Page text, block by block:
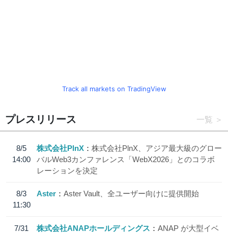
Track all markets on TradingView
プレスリリース 一覧
8/5
14:00
株式会社PlnX
株式会社PlnX、アジア最大級のグロー
バルWeb3カンファレンス「WebX2026」とのコラボ
レーションを決定
8/3
11:30
Aster Aster Vault、全ユーザー向けに提供開始
7/31
株式会社ANAPホールディングス
ANAP が大型イベ